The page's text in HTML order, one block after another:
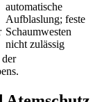
automatische
Aufblaslung; feste
Schaumwesten
nicht zulässig